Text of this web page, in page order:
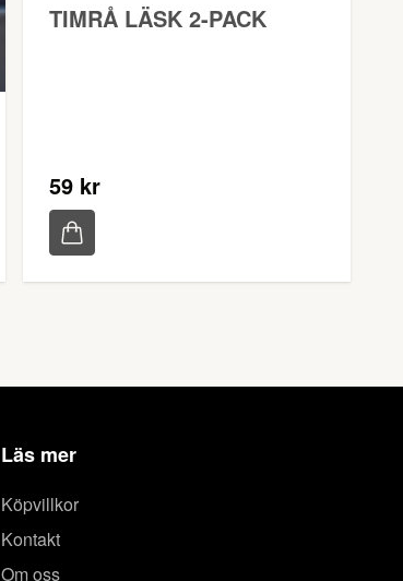
TIMRÅ LÄSK 2-PACK
59 kr
Läs mer
Köpvillkor
Kontakt
Om oss